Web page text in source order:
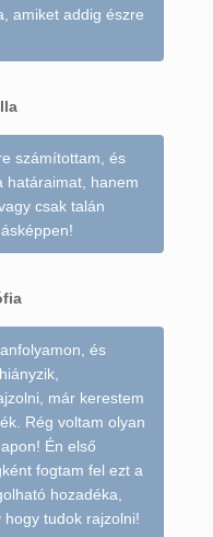
amiket addig észre
számítottam, és
határaimat, hanem
csak talán
és
már kerestem
Rég voltam olyan
Én első
fogtam fel ezt a
hozadéka,
tudok rajzolni!